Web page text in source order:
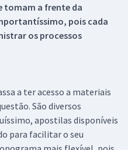
tomam a frente da
pois cada
os processos
a ter acesso a materiais
São diversos
apostilas disponíveis
para facilitar o seu